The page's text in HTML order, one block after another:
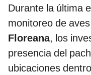
Durante la última
monitoreo de
Floreana, los
presencia del
ubicaciones